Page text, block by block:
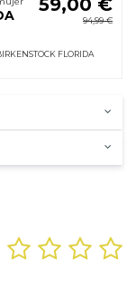
59,00 €
94,99 €
FLORIDA